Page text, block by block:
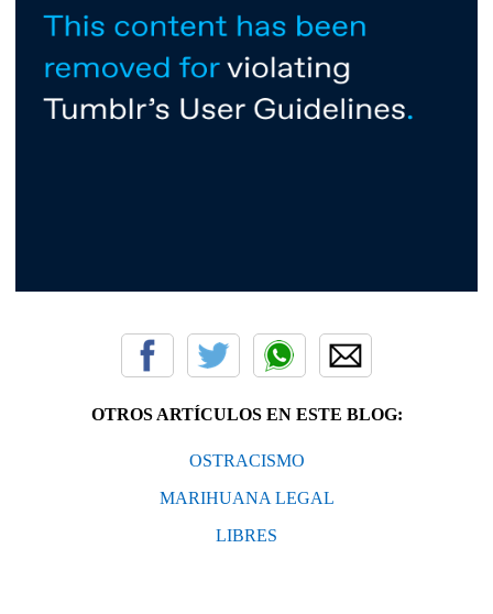
OTROS ARTÍCULOS EN ESTE BLOG:
OSTRACISMO
MARIHUANA LEGAL
LIBRES